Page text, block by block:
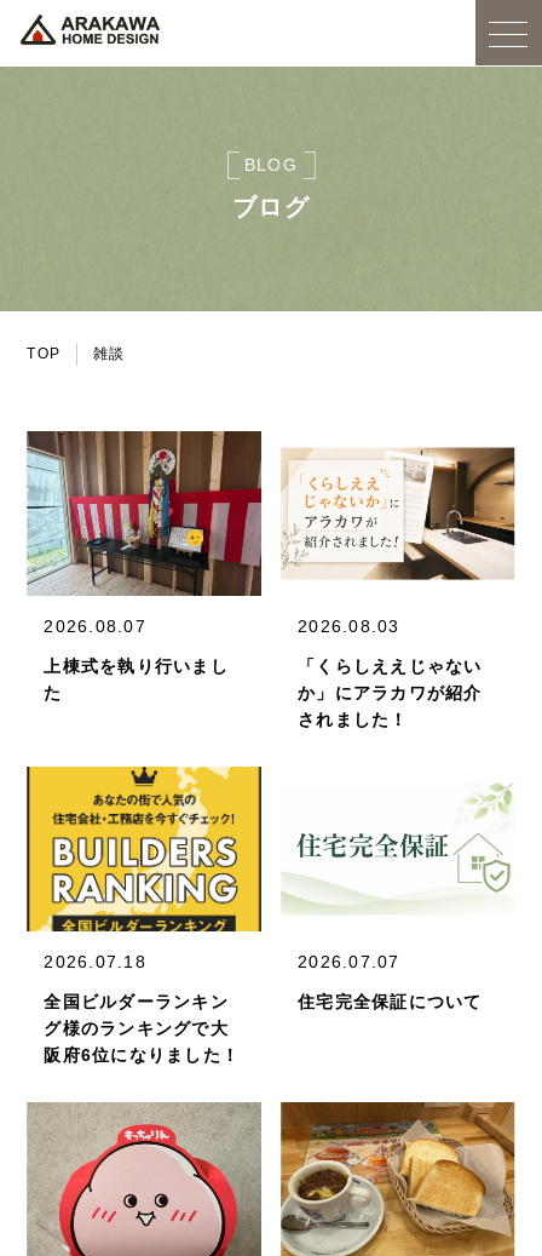
BLOG
ブログ
TOP 雑談
2026.08.07
上棟式を執り行いまし
た
2026.08.03
「くらしええじゃない
か」にアラカワが紹介
されました！
2026.07.18
全国ビルダーランキン
グ様のランキングで大
阪府6位になりました！
2026.07.07
住宅完全保証について